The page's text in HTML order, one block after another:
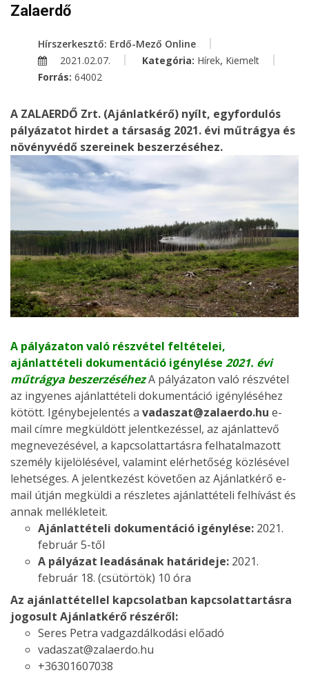
Zalaerdő
Hírszerkesztő: Erdő-Mező Online
2021.02.07.
Kategória: Hírek, Kiemelt
Forrás: 64002
A ZALAERDŐ Zrt. (Ajánlatkérő) nyílt, egyfordulós
pályázatot hirdet a társaság 2021. évi műtrágya és
növényvédő szereinek beszerzéséhez.
A pályázaton való részvétel feltételei,
ajánlattételi dokumentáció igénylése 2021. évi
műtrágya beszerzéséhezA pályázaton való részvétel
az ingyenes ajánlattételi dokumentáció igényléséhez
kötött. Igénybejelentés a vadaszat@zalaerdo.hu e-
mail címre megküldött jelentkezéssel, az ajánlattevő
megnevezésével, a kapcsolattartásra felhatalmazott
személy kijelölésével, valamint elérhetőség közlésével
lehetséges. A jelentkezést követően az Ajánlatkérő e-
mail útján megküldi a részletes ajánlattételi felhívást és
annak mellékleteit.
Ajánlattételi dokumentáció igénylése: 2021.
február 5-től
A pályázat leadásának határideje: 2021.
február 18. (csütörtök) 10 óra
Az ajánlattétellel kapcsolatban kapcsolattartásra
jogosult Ajánlatkérő részéről:
Seres Petra vadgazdálkodási előadó
vadaszat@zalaerdo.hu
+36301607038